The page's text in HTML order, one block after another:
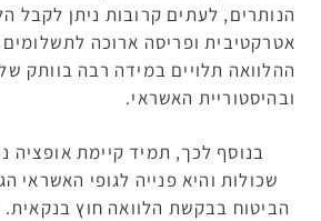
הנותרים, לעתים קרובות ניתן לקבל
אטרקטיבית ופריסה ארוכה
ההלוואה תלויים במידה רבה בוותק
ובהיסטוריית האשראי.
בנוסף לכך, תמיד קיימת אופציה
שכולות והיא פנייה לגופי האשראי
הביטוח בבקשת הלוואה חוץ בנקאית.